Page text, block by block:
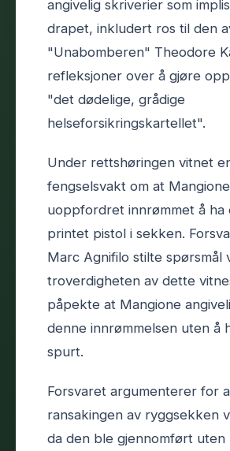
angivelig skriverier som
drapet, inkludert ros til den
"Unabomberen" Theodore
refleksjoner over å gjøre
"det dødelige, grådige
helseforsikringskartellet".
Under rettshøringen vitnet
fengselsvakt om at Mangione
uoppfordret innrømmet å ha
printet pistol i sekken.
Marc Agnifilo stilte spørsmål
troverdigheten av dette
påpekte at Mangione
denne innrømmelsen uten å
spurt.
Forsvaret argumenterer for
ransakingen av ryggsekken
da den ble gjennomført uten